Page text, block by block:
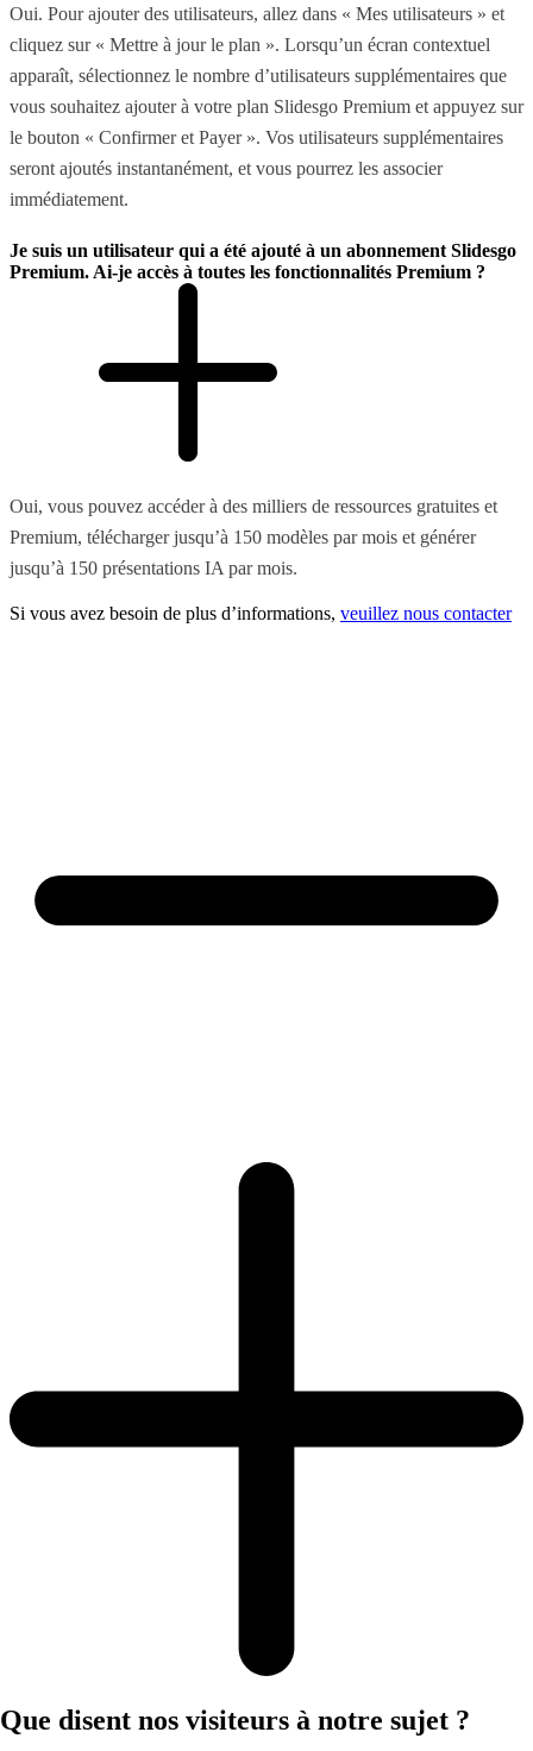
Oui. Pour ajouter des utilisateurs, allez dans « Mes utilisateurs » et
cliquez sur « Mettre à jour le plan ». Lorsqu’un écran contextuel
apparaît, sélectionnez le nombre d’utilisateurs supplémentaires que
vous souhaitez ajouter à votre plan Slidesgo Premium et appuyez sur
le bouton « Confirmer et Payer ». Vos utilisateurs supplémentaires
seront ajoutés instantanément, et vous pourrez les associer
immédiatement.
Je suis un utilisateur qui a été ajouté à un abonnement Slidesgo
Premium. Ai-je accès à toutes les fonctionnalités Premium ?
Oui, vous pouvez accéder à des milliers de ressources gratuites et
Premium, télécharger jusqu’à 150 modèles par mois et générer
jusqu’à 150 présentations IA par mois.
Si vous avez besoin de plus d’informations, veuillez nous contacter
Que disent nos visiteurs à notre sujet ?